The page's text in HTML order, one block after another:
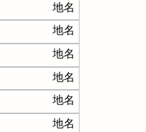
地名
地名
地名
地名
地名
地名